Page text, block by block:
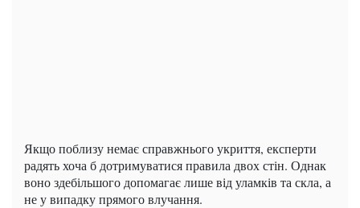
Якщо поблизу немає справжнього укриття, експерти
радять хоча б дотримуватися правила двох стін. Однак
воно здебільшого допомагає лише від уламків та скла, а
не у випадку прямого влучання.